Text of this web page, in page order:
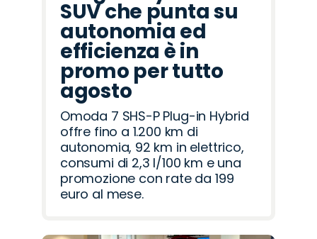
SUV che punta su
autonomia ed
efficienza è in
promo per tutto
agosto
Omoda 7 SHS-P Plug-in Hybrid
offre fino a 1.200 km di
autonomia, 92 km in elettrico,
consumi di 2,3 l/100 km e una
promozione con rate da 199
euro al mese.